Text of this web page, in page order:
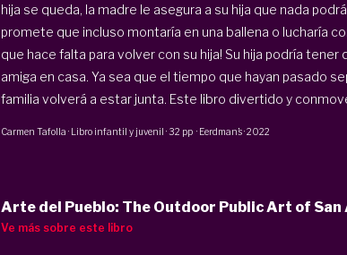
hija se queda, la madre le asegura a su hija que nada
promete que incluso montaría en una ballena o lucharía
que hace falta para volver con su hija! Su hija podría tener
amiga en casa. Ya sea que el tiempo que hayan pasado
familia volverá a estar junta. Este libro divertido y
Carmen Tafolla · Libro infantil y juvenil ·32 pp· Eerdman’s·2022
Arte del Pueblo: The Outdoor Public Art of San
Ve más sobre este libro